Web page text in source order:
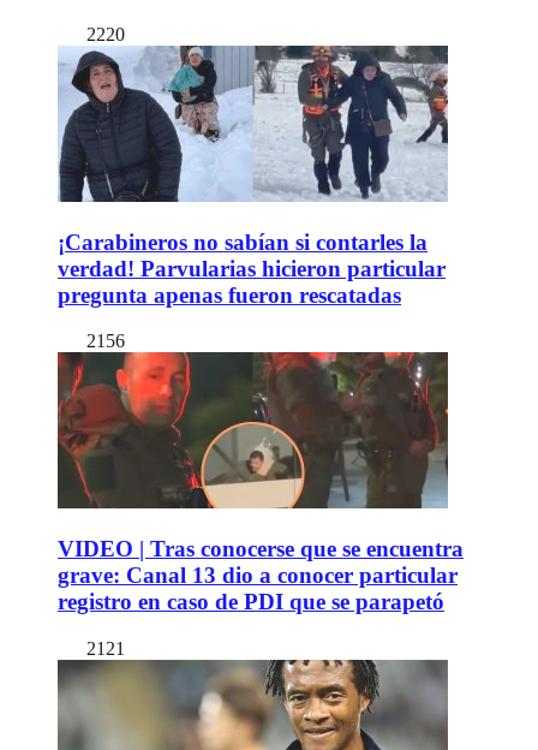
2220
¡Carabineros no sabían si contarles la
verdad! Parvularias hicieron particular
pregunta apenas fueron rescatadas
2156
VIDEO | Tras conocerse que se encuentra
grave: Canal 13 dio a conocer particular
registro en caso de PDI que se parapetó
2121